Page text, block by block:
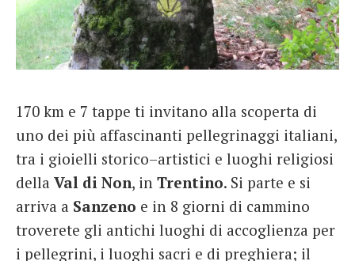
170 km e 7 tappe ti invitano alla scoperta di
uno dei più affascinanti pellegrinaggi italiani,
tra i gioielli storico–artistici e luoghi religiosi
della Val di Non, in Trentino. Si parte e si
arriva a Sanzeno e in 8 giorni di cammino
troverete gli antichi luoghi di accoglienza per
i pellegrini, i luoghi sacri e di preghiera; il